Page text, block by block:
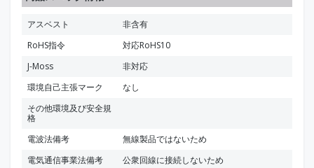
アスベスト
非含有
RoHS指令
対応RoHS10
J-Moss
非対応
環境自己主張マーク
なし
その他環境及び安全規
格
電波法備考
無線製品ではないため
電気通信事業法備考
公衆回線に接続しないため